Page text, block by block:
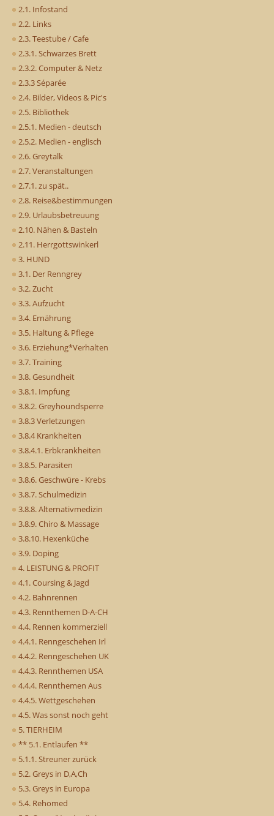
2.1. Infostand
2.2. Links
2.3. Teestube / Cafe
2.3.1. Schwarzes Brett
2.3.2. Computer & Netz
2.3.3 Séparée
2.4. Bilder, Videos & Pic's
2.5. Bibliothek
2.5.1. Medien - deutsch
2.5.2. Medien - englisch
2.6. Greytalk
2.7. Veranstaltungen
2.7.1. zu spät..
2.8. Reise&bestimmungen
2.9. Urlaubsbetreuung
2.10. Nähen & Basteln
2.11. Herrgottswinkerl
3. HUND
3.1. Der Renngrey
3.2. Zucht
3.3. Aufzucht
3.4. Ernährung
3.5. Haltung & Pflege
3.6. Erziehung*Verhalten
3.7. Training
3.8. Gesundheit
3.8.1. Impfung
3.8.2. Greyhoundsperre
3.8.3 Verletzungen
3.8.4 Krankheiten
3.8.4.1. Erbkrankheiten
3.8.5. Parasiten
3.8.6. Geschwüre - Krebs
3.8.7. Schulmedizin
3.8.8. Alternativmedizin
3.8.9. Chiro & Massage
3.8.10. Hexenküche
3.9. Doping
4. LEISTUNG & PROFIT
4.1. Coursing & Jagd
4.2. Bahnrennen
4.3. Rennthemen D-A-CH
4.4. Rennen kommerziell
4.4.1. Renngeschehen Irl
4.4.2. Renngeschehen UK
4.4.3. Rennthemen USA
4.4.4. Rennthemen Aus
4.4.5. Wettgeschehen
4.5. Was sonst noch geht
5. TIERHEIM
** 5.1. Entlaufen **
5.1.1. Streuner zurück
5.2. Greys in D,A,Ch
5.3. Greys in Europa
5.4. Rehomed